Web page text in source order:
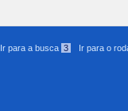
Ir para a busca 3 Ir para o